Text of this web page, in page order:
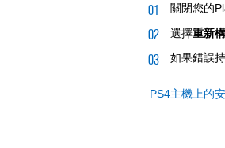
關閉您的
選擇重新
如果錯誤
PS4主機上的